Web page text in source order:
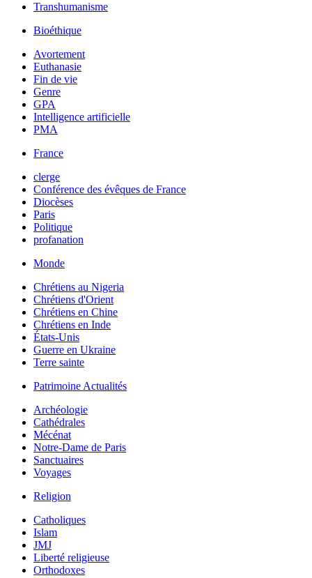
Transhumanisme
Bioéthique
Avortement
Euthanasie
Fin de vie
Genre
GPA
Intelligence artificielle
PMA
France
clerge
Conférence des évêques de France
Diocèses
Paris
Politique
profanation
Monde
Chrétiens au Nigeria
Chrétiens d'Orient
Chrétiens en Chine
Chrétiens en Inde
États-Unis
Guerre en Ukraine
Terre sainte
Patrimoine Actualités
Archéologie
Cathédrales
Mécénat
Notre-Dame de Paris
Sanctuaires
Voyages
Religion
Catholiques
Islam
JMJ
Liberté religieuse
Orthodoxes